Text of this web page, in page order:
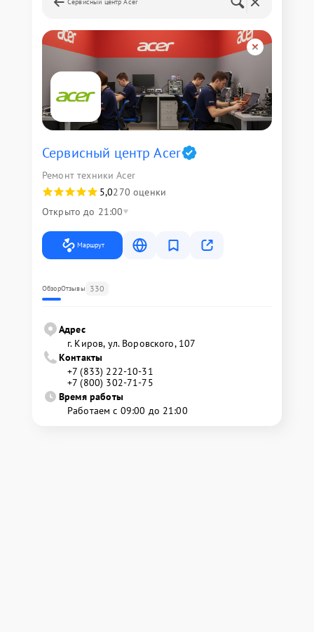
Сервисный центр Acer
Сервисный центр Acer
Ремонт техники Acer
5,0270 оценки
Открыто до 21:00
Маршрут
ОбзорОтзывы 330
Адрес
г. Киров, ул. Воровского, 107
Контакты
+7 (833) 222-10-31
+7 (800) 302-71-75
Время работы
Работаем с 09:00 до 21:00